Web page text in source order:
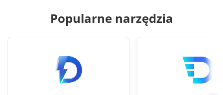
Popularne narzędzia